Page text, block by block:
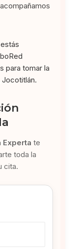
para tomar la
Jocotitlán.
Experta te
toda la
cita.